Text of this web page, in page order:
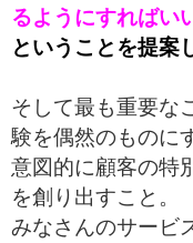
るようにすればい
ということを提案
そして最も重要な
験を偶然のものに
意図的に顧客の特
を創り出すこと。
みなさんのサービ